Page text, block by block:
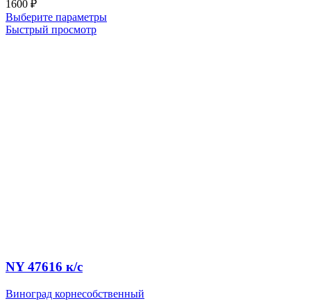
1600 ₽
Выберите параметры
Быстрый просмотр
NY 47616 к/c
Виноград корнесобственный